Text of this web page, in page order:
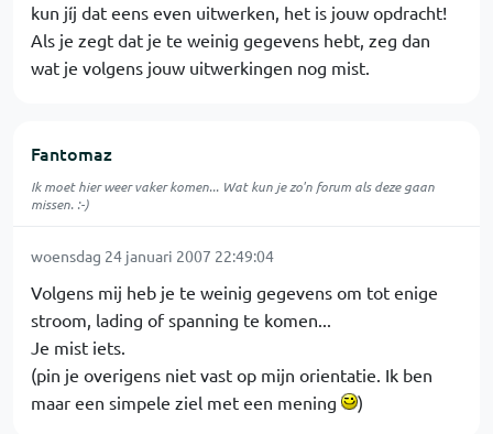
kun jíj dat eens even uitwerken, het is jouw opdracht!
Als je zegt dat je te weinig gegevens hebt, zeg dan
wat je volgens jouw uitwerkingen nog mist.
Fantomaz
Ik moet hier weer vaker komen... Wat kun je zo'n forum als deze gaan
missen. :-)
woensdag 24 januari 2007 22:49:04
Volgens mij heb je te weinig gegevens om tot enige
stroom, lading of spanning te komen...
Je mist iets.
(pin je overigens niet vast op mijn orientatie. Ik ben
maar een simpele ziel met een mening
)